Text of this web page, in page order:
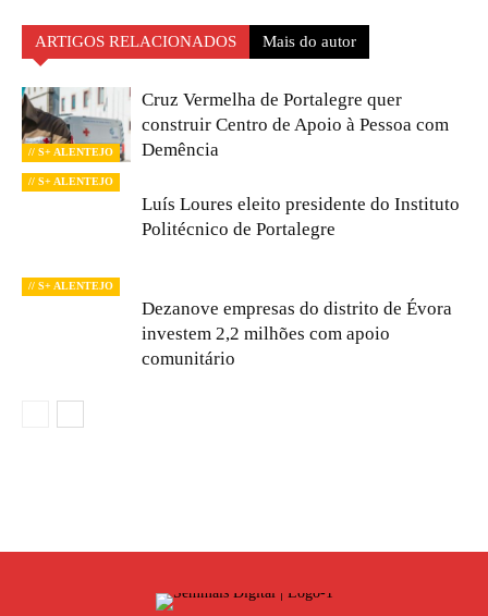
ARTIGOS RELACIONADOS Mais do autor
// S+ ALENTEJO
Cruz Vermelha de Portalegre quer
construir Centro de Apoio à Pessoa com
Demência
// S+ ALENTEJO
Luís Loures eleito presidente do Instituto
Politécnico de Portalegre
// S+ ALENTEJO
Dezanove empresas do distrito de Évora
investem 2,2 milhões com apoio
comunitário